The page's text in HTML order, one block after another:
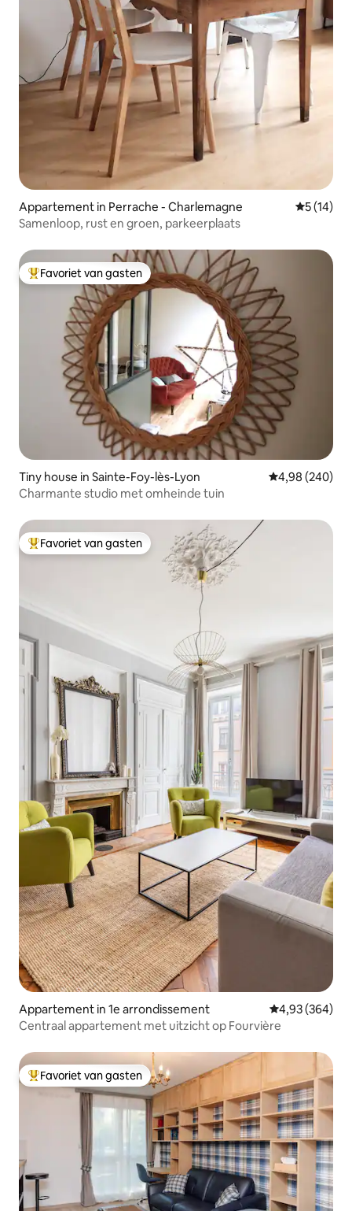
Appartement in Perrache - Charlemagne
5 (14)
Samenloop, rust en groen, parkeerplaats
Topfavoriet van gasten
Favoriet van gasten
Tiny house in Sainte-Foy-lès-Lyon Gemiddelde
4,98 (240)
Charmante studio met omheinde tuin
Topfavoriet van gasten
Favoriet van gasten
Appartement in 1e arrondissement Gemiddelde
4,93 (364)
Centraal appartement met uitzicht op Fourvière
Topfavoriet van gasten
Favoriet van gasten